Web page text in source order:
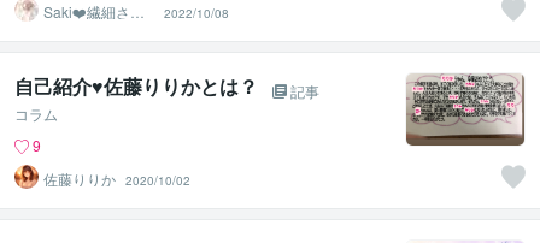
Saki❤️繊細さん
のハッピーサポ
ーター
2022/10/08
自己紹介♥佐藤りりかとは？
記事
コラム
9
佐藤りりか 2020/10/02